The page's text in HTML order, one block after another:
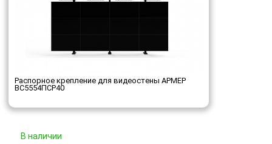
Распорное крепление для видеостены АРМЕР
ВС5554ПСР40
В наличии